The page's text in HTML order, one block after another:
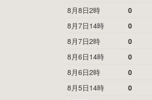
8月8日2時
0
8月7日14時
0
8月7日2時
0
8月6日14時
0
8月6日2時
0
8月5日14時
0